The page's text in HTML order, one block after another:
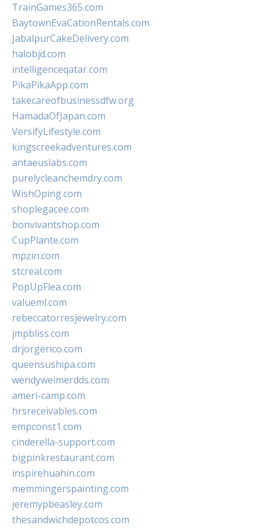
TrainGames365.com
BaytownEvaCationRentals.com
JabalpurCakeDelivery.com
halobjd.com
intelligenceqatar.com
PikaPikaApp.com
takecareofbusinessdfw.org
HamadaOfJapan.com
VersifyLifestyle.com
kingscreekadventures.com
antaeuslabs.com
purelycleanchemdry.com
WishOping.com
shoplegacee.com
bonvivantshop.com
CupPlante.com
mpzin.com
stcreal.com
PopUpFlea.com
valueml.com
rebeccatorresjewelry.com
jmpbliss.com
drjorgerico.com
queensushipa.com
wendyweimerdds.com
ameri-camp.com
hrsreceivables.com
empconst1.com
cinderella-support.com
bigpinkrestaurant.com
inspirehuahin.com
memmingerspainting.com
jeremypbeasley.com
thesandwichdepotcos.com